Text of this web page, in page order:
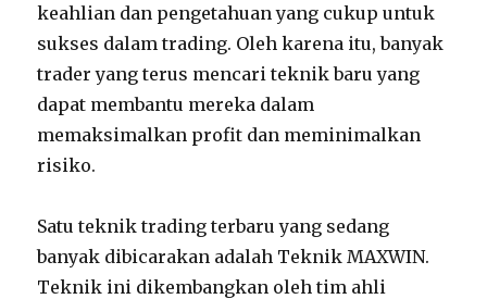
keahlian dan pengetahuan yang cukup untuk
sukses dalam trading. Oleh karena itu, banyak
trader yang terus mencari teknik baru yang
dapat membantu mereka dalam
memaksimalkan profit dan meminimalkan
risiko.
Satu teknik trading terbaru yang sedang
banyak dibicarakan adalah Teknik MAXWIN.
Teknik ini dikembangkan oleh tim ahli